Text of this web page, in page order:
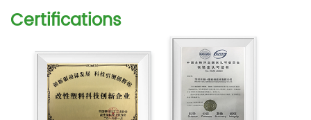
Certifications